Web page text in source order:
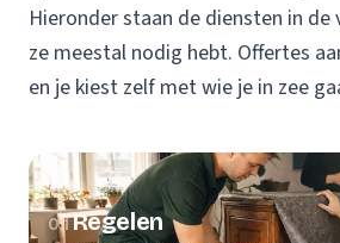
Hieronder staan de diensten in
ze meestal nodig hebt. Offertes
en je kiest zelf met wie je in zee
01Regelen